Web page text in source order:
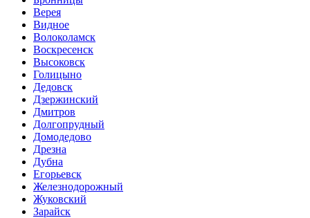
Верея
Видное
Волоколамск
Воскресенск
Высоковск
Голицыно
Дедовск
Дзержинский
Дмитров
Долгопрудный
Домодедово
Дрезна
Дубна
Егорьевск
Железнодорожный
Жуковский
Зарайск